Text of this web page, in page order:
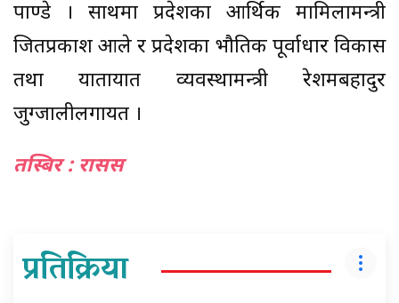
पाण्डे । साथमा प्रदेशका आर्थिक मामिलामन्त्री
जितप्रकाश आले र प्रदेशका भौतिक पूर्वाधार विकास
तथा यातायात व्यवस्थामन्त्री रेशमबहादुर
जुग्जालीलगायत ।
तस्बिर : रासस
प्रतिक्रिया